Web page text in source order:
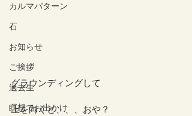
カルマパターン
石
お知らせ
ご挨拶
過去生
瞑想でお出かけ
グラウンディングして
上を向くと、、、おや？